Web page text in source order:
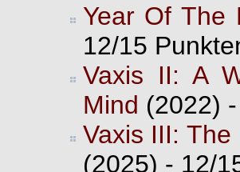
Year Of The
12/15
Vaxis II: A
Mind (2022)
Vaxis III:
(2025) - 12/